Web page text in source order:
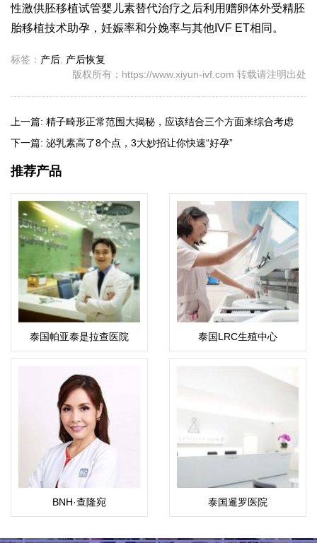
性激供胚移植试管婴儿素替代治疗之后利用赠卵体外受精胚
胎移植技术助孕，妊娠率和分娩率与其他IVF ET相同。
标签： 产后, 产后恢复
版权所有：https://www.xiyun-ivf.com 转载请注明出处
上一篇: 精子畸形正常范围大揭秘，应该结合三个方面来综合考虑
下一篇: 泌乳素高了8个点，3大妙招让你快速“好孕”
推荐产品
泰国帕亚泰是拉查医院 泰国LRC生殖中心
BNH·查隆宛
（Chalomkwan）
泰国暹罗医院